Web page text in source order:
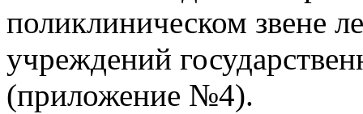
поликлиническом звене
учреждений
(приложение №4).